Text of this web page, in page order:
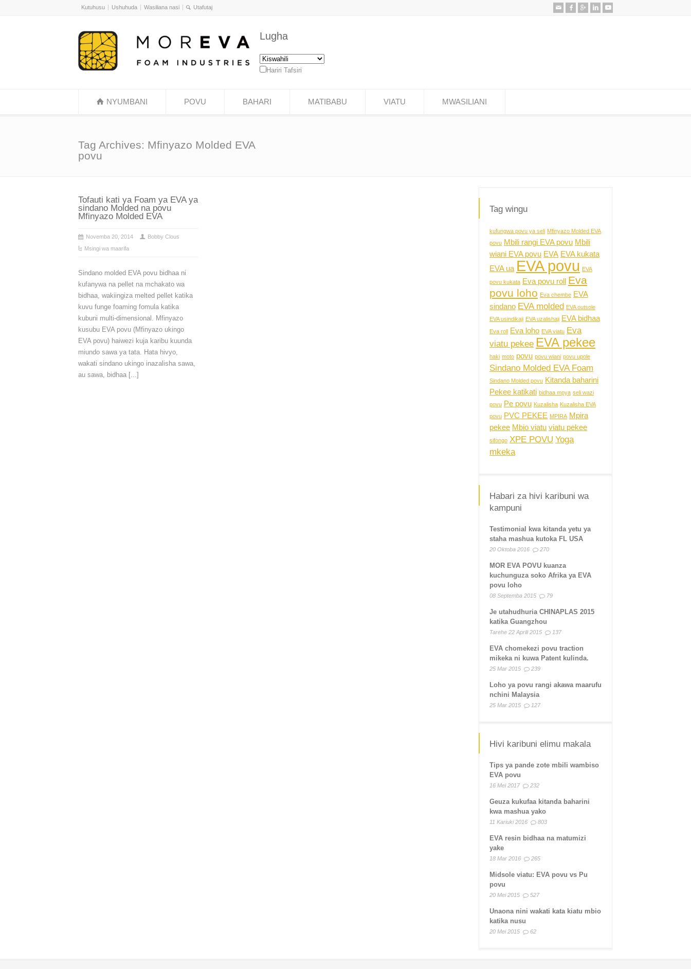
Kutuhusu Ushuhuda Wasiliana nasi
Lugha
Hariri Tafsiri
NYUMBANI POVU BAHARI MATIBABU VIATU MWASILIANI
Tag Archives: Mfinyazo Molded EVA
povu
Tofauti kati ya Foam ya EVA ya
sindano Molded na povu
Mfinyazo Molded EVA
Novemba 20, 2014
Bobby Clous
Msingi wa maarifa
Sindano molded EVA povu bidhaa ni
kufanywa na pellet na mchakato wa
bidhaa, wakiingiza melted pellet katika
kuvu funge foaming fomula katika
kubuni multi-dimensional. Mfinyazo
kusubu EVA povu (Mfinyazo ukingo
EVA povu) haiwezi kuja karibu kuunda
miundo sawa ya tata. Hata hivyo,
wakati sindano ukingo inazalisha sawa,
au sawa, bidhaa [...]
Tag wingu
kufungwa povu ya seli Mfinyazo Molded EVA
povu Mbili rangi EVA povu Mbili
wiani EVA povu EVA EVA kukata
EVA ua EVA povu EVA
povu kukata Eva povu roll
Eva
povu loho Eva chembe EVA
sindano EVA molded EVA outsole
EVA usindikaji EVA uzalishaji EVA bidhaa
Eva roll Eva loho EVA viatu Eva
viatu pekee EVA pekee
haki moto povu povu wiani povu upole
Sindano Molded EVA Foam
Sindano Molded povu Kitanda baharini
Pekee katikati bidhaa mpya seli wazi
povu Pe povu Kuzalisha Kuzalisha EVA
povu PVC PEKEE MPIRA Mpira
pekee Mbio viatu viatu pekee
sifongo XPE POVU Yoga
mkeka
Habari za hivi karibuni wa
kampuni
Testimonial kwa kitanda yetu ya
staha mashua kutoka FL USA
20 Oktoba 2016 270
MOR EVA POVU kuanza
kuchunguza soko Afrika ya EVA
povu loho
08 Septemba 2015 79
Je utahudhuria CHINAPLAS 2015
katika Guangzhou
Tarehe 22 Aprili 2015 137
EVA chomekezi povu traction
mikeka ni kuwa Patent kulinda.
25 Mar 2015 239
Loho ya povu rangi akawa maarufu
nchini Malaysia
25 Mar 2015 127
Hivi karibuni elimu makala
Tips ya pande zote mbili wambiso
EVA povu
16 Mei 2017 232
Geuza kukufaa kitanda baharini
kwa mashua yako
11 Kariuki 2016 803
EVA resin bidhaa na matumizi
yake
18 Mar 2016 265
Midsole viatu: EVA povu vs Pu
povu
20 Mei 2015 527
Unaona nini wakati kata kiatu mbio
katika nusu
20 Mei 2015 62